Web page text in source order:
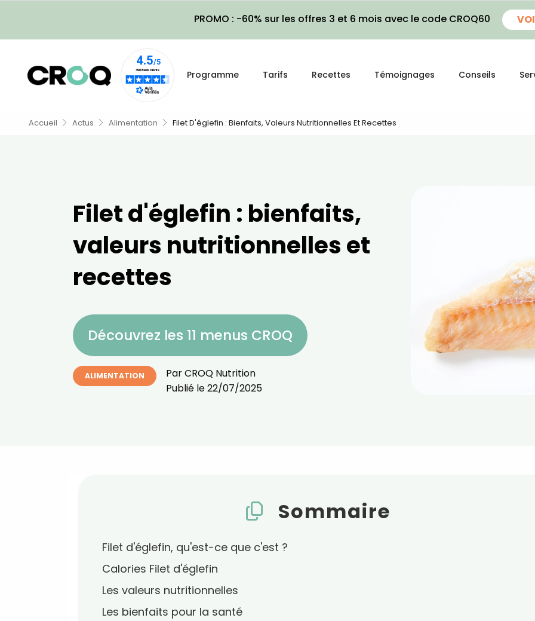
PROMO : -60% sur les offres 3 et 6 mois avec le code CROQ60
Programme Tarifs Recettes Témoignages Conseils
Accueil Actus Alimentation Filet D'églefin : Bienfaits, Valeurs Nutritionnelles Et Recettes
Filet d'églefin : bienfaits,
valeurs nutritionnelles et
recettes
Découvrez les 11 menus CROQ
ALIMENTATION ParCROQ Nutrition
Publié le22/07/2025
Sommaire
Filet d'églefin, qu'est-ce que c'est ?
Calories Filet d'églefin
Les valeurs nutritionnelles
Les bienfaits pour la santé